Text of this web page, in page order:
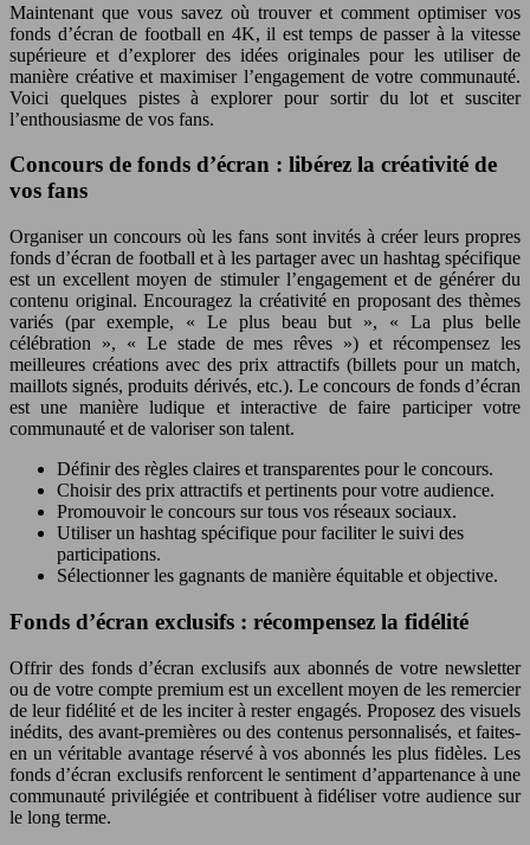
Maintenant que vous savez où trouver et comment optimiser vos
fonds d’écran de football en 4K, il est temps de passer à la vitesse
supérieure et d’explorer des idées originales pour les utiliser de
manière créative et maximiser l’engagement de votre communauté.
Voici quelques pistes à explorer pour sortir du lot et susciter
l’enthousiasme de vos fans.
Concours de fonds d’écran : libérez la créativité de
vos fans
Organiser un concours où les fans sont invités à créer leurs propres
fonds d’écran de football et à les partager avec un hashtag spécifique
est un excellent moyen de stimuler l’engagement et de générer du
contenu original. Encouragez la créativité en proposant des thèmes
variés (par exemple, « Le plus beau but », « La plus belle
célébration », « Le stade de mes rêves ») et récompensez les
meilleures créations avec des prix attractifs (billets pour un match,
maillots signés, produits dérivés, etc.). Le concours de fonds d’écran
est une manière ludique et interactive de faire participer votre
communauté et de valoriser son talent.
Définir des règles claires et transparentes pour le concours.
Choisir des prix attractifs et pertinents pour votre audience.
Promouvoir le concours sur tous vos réseaux sociaux.
Utiliser un hashtag spécifique pour faciliter le suivi des
participations.
Sélectionner les gagnants de manière équitable et objective.
Fonds d’écran exclusifs : récompensez la fidélité
Offrir des fonds d’écran exclusifs aux abonnés de votre newsletter
ou de votre compte premium est un excellent moyen de les remercier
de leur fidélité et de les inciter à rester engagés. Proposez des visuels
inédits, des avant-premières ou des contenus personnalisés, et faites-
en un véritable avantage réservé à vos abonnés les plus fidèles. Les
fonds d’écran exclusifs renforcent le sentiment d’appartenance à une
communauté privilégiée et contribuent à fidéliser votre audience sur
le long terme.